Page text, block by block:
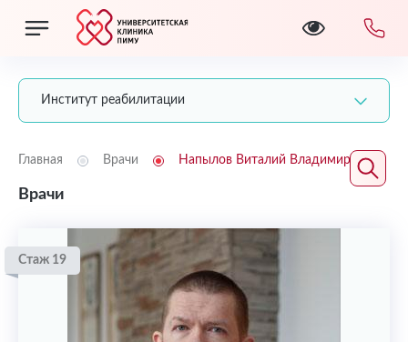
Институт реабилитации
Главная Врачи Напылов Виталий Владимирович
Врачи
Стаж 19